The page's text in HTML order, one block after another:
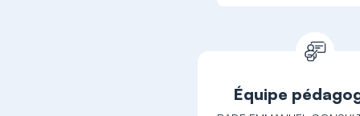
Équipe